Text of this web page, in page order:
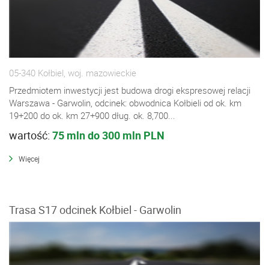
05-340 Kołbiel, woj. mazowieckie
Przedmiotem inwestycji jest budowa drogi ekspresowej relacji
Warszawa - Garwolin, odcinek: obwodnica Kołbieli od ok. km
19+200 do ok. km 27+900 dług. ok. 8,700...
wartość: 75 mln do 300 mln PLN
Więcej
Trasa S17 odcinek Kołbiel - Garwolin